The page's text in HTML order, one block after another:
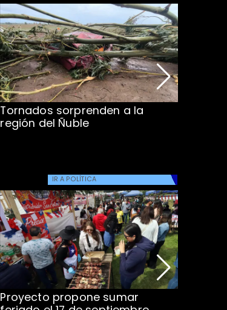
Tornados sorprenden a la
región del Ñuble
IR A POLÍTICA
Proyecto propone sumar